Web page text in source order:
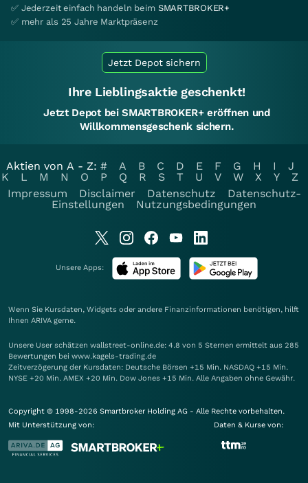
✅ Jederzeit einfach handeln beim SMARTBROKER+
✅ mehr als 25 Jahre Marktpräsenz
Jetzt Depot sichern
Ihre Lieblingsaktie geschenkt!
Jetzt Depot bei SMARTBROKER+ eröffnen und
Willkommensgeschenk sichern.
Aktien von A - Z: # A B C D E F G H I
J
K
L M N O P Q R S T U V W X Y
Z
Impressum
Disclaimer Datenschutz
Datenschutz-
Einstellungen
Nutzungsbedingungen
Unsere Apps:
Wenn Sie Kursdaten, Widgets oder andere Finanzinformationen benötigen, hilft
Ihnen ARIVA gerne.
Unsere User schätzen wallstreet-online.de: 4.8 von 5 Sternen ermittelt aus 285
Bewertungen bei www.kagels-trading.de
Zeitverzögerung der Kursdaten: Deutsche Börsen +15 Min. NASDAQ +15 Min.
NYSE +20 Min. AMEX +20 Min. Dow Jones +15 Min. Alle Angaben ohne Gewähr.
Copyright © 1998-2026 Smartbroker Holding AG - Alle Rechte vorbehalten.
Mit Unterstützung von:
Daten & Kurse von: